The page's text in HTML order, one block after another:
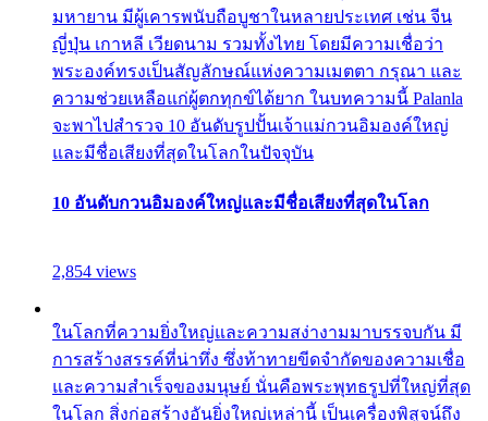
มหายาน มีผู้เคารพนับถือบูชาในหลายประเทศ เช่น จีน
ญี่ปุ่น เกาหลี เวียดนาม รวมทั้งไทย โดยมีความเชื่อว่า
พระองค์ทรงเป็นสัญลักษณ์แห่งความเมตตา กรุณา และ
ความช่วยเหลือแก่ผู้ตกทุกข์ได้ยาก ในบทความนี้ Palanla
จะพาไปสำรวจ 10 อันดับรูปปั้นเจ้าแม่กวนอิมองค์ใหญ่
และมีชื่อเสียงที่สุดในโลกในปัจจุบัน
10 อันดับกวนอิมองค์ใหญ่และมีชื่อเสียงที่สุดในโลก
2,854 views
ในโลกที่ความยิ่งใหญ่และความสง่างามมาบรรจบกัน มี
การสร้างสรรค์ที่น่าทึ่ง ซึ่งท้าทายขีดจำกัดของความเชื่อ
และความสำเร็จของมนุษย์ นั่นคือพระพุทธรูปที่ใหญ่ที่สุด
ในโลก สิ่งก่อสร้างอันยิ่งใหญ่เหล่านี้ เป็นเครื่องพิสูจน์ถึง